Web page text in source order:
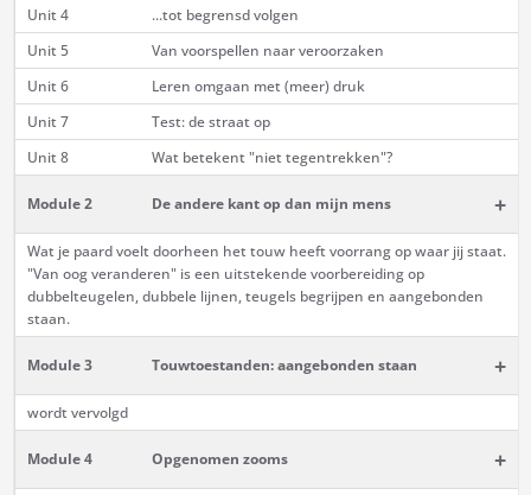
Unit 4
...tot begrensd volgen
Unit 5
Van voorspellen naar veroorzaken
Unit 6
Leren omgaan met (meer) druk
Unit 7
Test: de straat op
Unit 8
Wat betekent "niet tegentrekken"?
Module 2 De andere kant op dan mijn mens +
Wat je paard voelt doorheen het touw heeft voorrang op waar jij staat.
"Van oog veranderen" is een uitstekende voorbereiding op
dubbelteugelen, dubbele lijnen, teugels begrijpen en aangebonden
staan.
Module 3 Touwtoestanden: aangebonden staan +
wordt vervolgd
Module 4 Opgenomen zooms +